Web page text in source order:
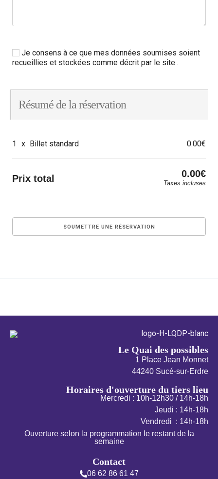
Je consens à ce que mes données soumises soient
recueillies et stockées comme décrit par le site .
Résumé de la réservation
1 x Billet standard 0.00€
Prix total 0.00€
Taxes incluses
Le Quai des possibles
1 Place Jean Monnet
44240 Sucé-sur-Erdre
Horaires d'ouverture du tiers lieu
Mercredi : 10h-12h30 / 14h-18h
Jeudi : 14h-18h
Vendredi : 14h-18h
Ouverture selon la programmation le restant de la
semaine
Contact
06 62 86 61 47